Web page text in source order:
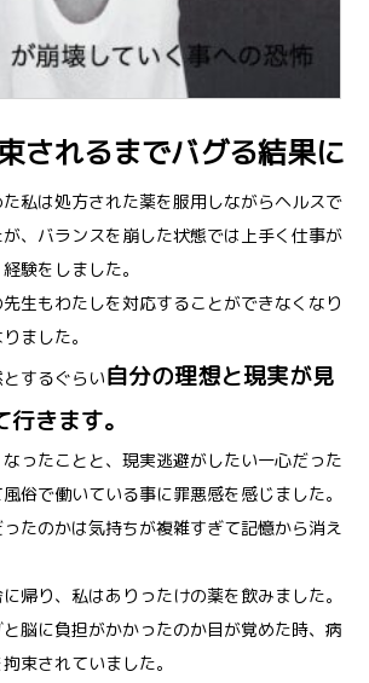
されるまでバグる結果に
私は処方された薬を服用しながらヘルスで
、バランスを崩した状態では上手く仕事が
験をしました。
生もわたしを対応することができなくなり
ました。
するぐらい自分の理想と現実が見
きます。
ったことと、現実逃避がしたい一心だった
俗で働いている事に罪悪感を感じました。
たのかは気持ちが複雑すぎて記憶から消え
帰り、私はありったけの薬を飲みました。
脳に負担がかかったのか目が覚めた時、病
束されていました。